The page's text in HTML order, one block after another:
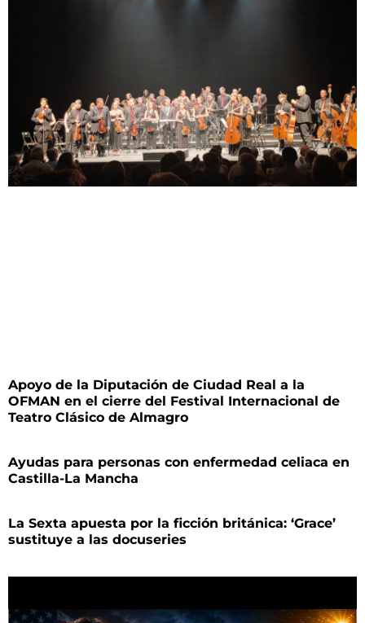
Apoyo de la Diputación de Ciudad Real a la
OFMAN en el cierre del Festival Internacional de
Teatro Clásico de Almagro
Ayudas para personas con enfermedad celiaca en
Castilla-La Mancha
La Sexta apuesta por la ficción británica: ‘Grace’
sustituye a las docuseries